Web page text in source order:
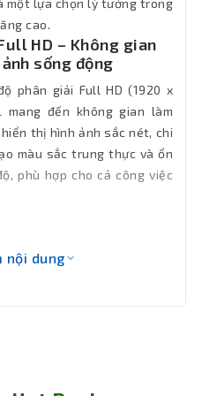
/ 178º (Dọc)
một lựa chọn lý tưởng trong
cao.
HD – Không gian
sống động
phân giải Full HD (1920 x
mang đến không gian làm
thị hình ảnh sắc nét, chi
màu sắc trung thực và ổn
phù hợp cho cả công việc
nội dung